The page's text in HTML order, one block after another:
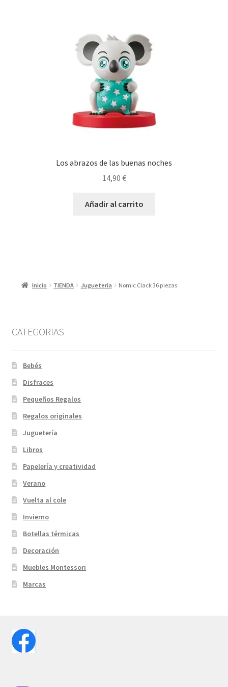
Los abrazos de las buenas noches
14,90 €
Añadir al carrito
Inicio TIENDA Juguetería Nomic Clack 36 piezas
CATEGORIAS
Bebés
Disfraces
Pequeños Regalos
Regalos originales
Juguetería
Libros
Papelería y creatividad
Verano
Vuelta al cole
Invierno
Botellas térmicas
Decoración
Muebles Montessori
Marcas